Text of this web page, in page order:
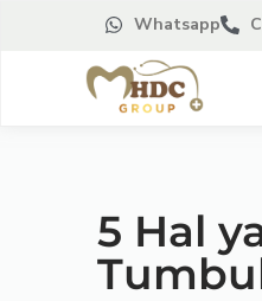
Whatsapp
5 Hal